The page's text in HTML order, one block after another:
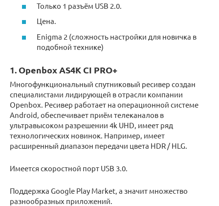
Только 1 разъём USB 2.0.
Цена.
Enigma 2 (сложность настройки для новичка в
подобной технике)
1. Openbox AS4K CI PRO+
Многофункциональный спутниковый ресивер создан
специалистами лидирующей в отрасли компании
Openbox. Ресивер работает на операционной системе
Android, обеспечивает приём телеканалов в
ультравысоком разрешении 4k UHD, имеет ряд
технологических новинок. Например, имеет
расширенный диапазон передачи цвета HDR / HLG.
Имеется скоростной порт USB 3.0.
Поддержка Google Play Market, а значит множество
разнообразных приложений.